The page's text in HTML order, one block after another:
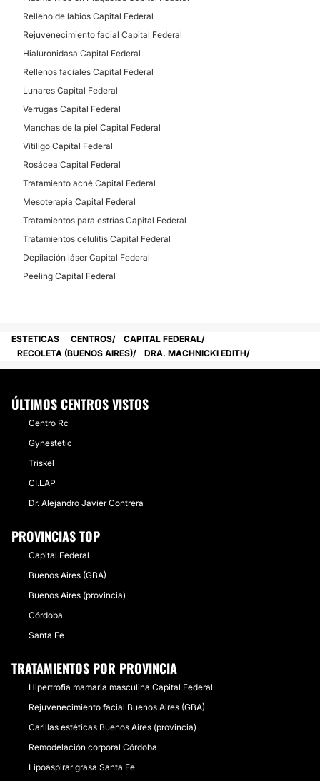
Relleno de labios Capital Federal
Rejuvenecimiento facial Capital Federal
Hialuronidasa Capital Federal
Rellenos faciales Capital Federal
Lunares Capital Federal
Verrugas Capital Federal
Manchas de la piel Capital Federal
Vitiligo Capital Federal
Rosácea Capital Federal
Tratamiento acné Capital Federal
Mesoterapia Capital Federal
Tratamientos para estrías Capital Federal
Tratamientos celulitis Capital Federal
Depilación láser Capital Federal
Peeling Capital Federal
ESTETICAS CENTROS
CAPITAL FEDERAL
RECOLETA (BUENOS AIRES)
DRA. MACHNICKI EDITH
ÚLTIMOS CENTROS VISTOS
Centro Rc
Gynestetic
Triskel
CI.LAP
Dr. Alejandro Javier Contrera
PROVINCIAS TOP
Capital Federal
Buenos Aires (GBA)
Buenos Aires (provincia)
Córdoba
Santa Fe
TRATAMIENTOS POR PROVINCIA
Hipertrofia mamaria masculina Capital Federal
Rejuvenecimiento facial Buenos Aires (GBA)
Carillas estéticas Buenos Aires (provincia)
Remodelación corporal Córdoba
Lipoaspirar grasa Santa Fe